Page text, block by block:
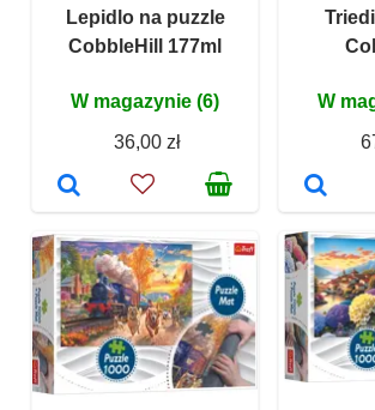
Lepidlo na puzzle
CobbleHill 177ml
W magazynie (6)
36,00 zł
W